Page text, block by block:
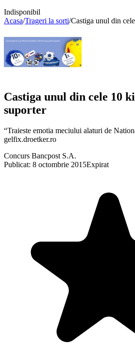
Indisponibil
Acasa/Trageri la sorti/Castiga unul din
Castiga unul din cele 10
suporter
“Traieste emotia meciului alaturi de
gelfix.droetker.ro
Concurs Bancpost S.A.
Publicat: 8 octombrie 2015Expirat